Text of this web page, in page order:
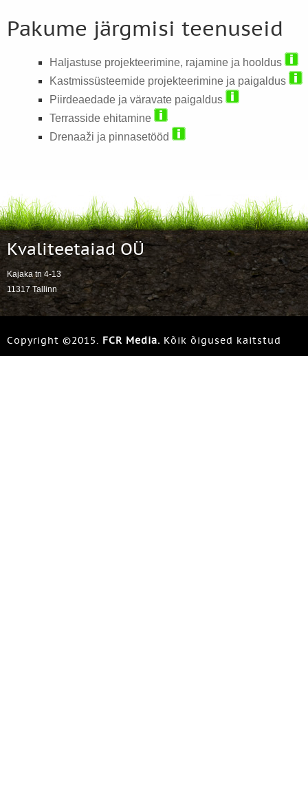
Pakume järgmisi teenuseid
Haljastuse projekteerimine, rajamine ja hooldus
Kastmissüsteemide projekteerimine ja paigaldus
Piirdeaedade ja väravate paigaldus
Terrasside ehitamine
Drenaaži ja pinnasetööd
Kvaliteetaiad OÜ
Kajaka tn 4-13
11317 Tallinn
Copyright ©2015. FCR Media. Kõik õigused kaitstud